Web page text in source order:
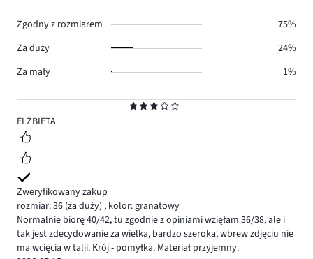
3
ELŻBIETA
Zweryfikowany zakup
rozmiar: 36 (za duży) , kolor: granatowy
Normalnie biorę 40/42, tu zgodnie z opiniami wzięłam 36/38, ale i
tak jest zdecydowanie za wielka, bardzo szeroka, wbrew zdjęciu nie
ma wcięcia w talii. Krój - pomyłka. Materiał przyjemny.
Zgodny z rozmiarem
75%
Za duży
24%
Za mały
1%